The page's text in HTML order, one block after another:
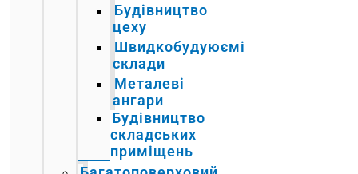
Будівництво
цеху
Швидкобудуюємі
склади
Металеві
ангари
Будівництво
складських
приміщень